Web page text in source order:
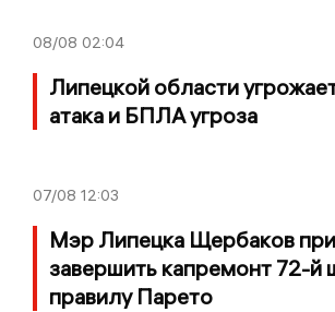
08/08 02:04
Липецкой области
атака и БПЛА угроза
07/08 12:03
Мэр Липецка Щербаков
завершить капремонт 72-й
правилу Парето